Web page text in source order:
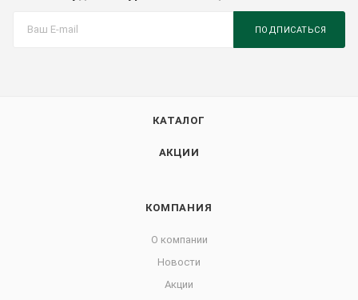
ПОДПИСАТЬСЯ
КАТАЛОГ
АКЦИИ
КОМПАНИЯ
О компании
Новости
Акции